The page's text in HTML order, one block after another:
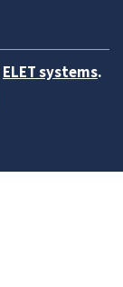
ELET systems.